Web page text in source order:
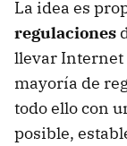
La idea es
regulaciones
llevar Internet
mayoría de
todo ello con
posible,